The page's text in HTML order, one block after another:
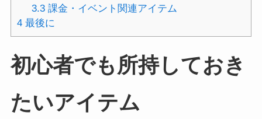
3.3 課金・イベント関連アイテム
4最後に
初心者でも所持しておき
たいアイテム